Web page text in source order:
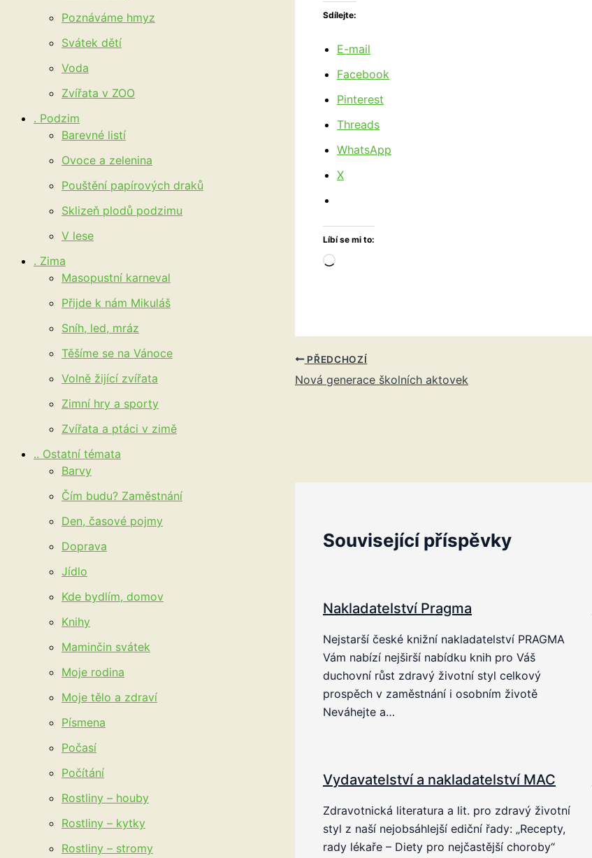
Poznáváme hmyz
Svátek dětí
Voda
Zvířata v ZOO
. Podzim
Barevné listí
Ovoce a zelenina
Pouštění papírových draků
Sklizeň plodů podzimu
V lese
. Zima
Masopustní karneval
Přijde k nám Mikuláš
Sníh, led, mráz
Těšíme se na Vánoce
Volně žijící zvířata
Zimní hry a sporty
Zvířata a ptáci v zimě
.. Ostatní témata
Barvy
Čím budu? Zaměstnání
Den, časové pojmy
Doprava
Jídlo
Kde bydlím, domov
Knihy
Maminčin svátek
Moje rodina
Moje tělo a zdraví
Písmena
Počasí
Počítání
Rostliny – houby
Rostliny – kytky
Rostliny – stromy
Sdílejte:
E-mail
Facebook
Pinterest
Threads
WhatsApp
X
Líbí se mi to:
Načítání…
PŘEDCHOZÍ
Nová generace školních aktovek
Související příspěvky
Nakladatelství Pragma
Nejstarší české knižní nakladatelství PRAGMA
Vám nabízí nejširší nabídku knih pro Váš
duchovní růst zdravý životní styl celkový
prospěch v zaměstnání i osobním životě
Neváhejte a…
Vydavatelství a nakladatelství MAC
Zdravotnická literatura a lit. pro zdravý životní
styl z naší nejobsáhlejší ediční řady: „Recepty,
rady lékaře – Diety pro nejčastější choroby“